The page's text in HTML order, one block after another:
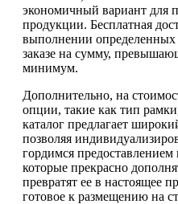
экономичный вариант для
продукции. Бесплатная
выполнении
заказе на сумму,
минимум.
Дополнительно, на
опции, такие как тип
каталог предлагает
позволяя
гордимся предоставлением
которые прекрасно
превратят ее в настоящее
готовое к размещению на